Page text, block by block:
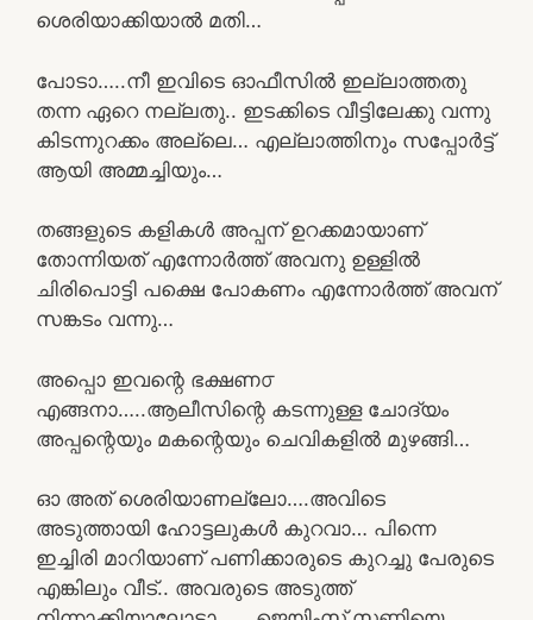
ശെരിയാക്കിയാൽ മതി…
പോടാ…..നീ ഇവിടെ ഓഫീസിൽ ഇല്ലാത്തതു
തന്ന ഏറെ നല്ലതു.. ഇടക്കിടെ വീട്ടിലേക്കു വന്നു
കിടന്നുറക്കം അല്ലെ… എല്ലാത്തിനും സപ്പോർട്ട്
ആയി അമ്മച്ചിയും…
തങ്ങളുടെ കളികൾ അപ്പന് ഉറക്കമായാണ്
തോന്നിയത് എന്നോർത്ത് അവനു ഉള്ളിൽ
ചിരിപൊട്ടി പക്ഷെ പോകണം എന്നോർത്ത് അവന്
സങ്കടം വന്നു…
അപ്പൊ ഇവന്റെ ഭക്ഷണ൦
എങ്ങനാ…..ആലീസിന്റെ കടന്നുള്ള ചോദ്യം
അപ്പന്റെയും മകന്റെയും ചെവികളിൽ മുഴങ്ങി…
ഓ അത് ശെരിയാണല്ലോ….അവിടെ
അടുത്തായി ഹോട്ടലുകൾ കുറവാ… പിന്നെ
ഇച്ചിരി മാറിയാണ് പണിക്കാരുടെ കുറച്ചു പേരുടെ
എങ്കിലും വീട്.. അവരുടെ അടുത്ത്